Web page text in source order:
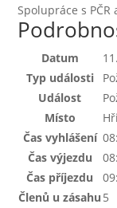
Spolupráce s
Datum
Typ události
Událost
Místo
Čas vyhlášení
Čas výjezdu
Čas příjezdu
Členů u zásahu 5